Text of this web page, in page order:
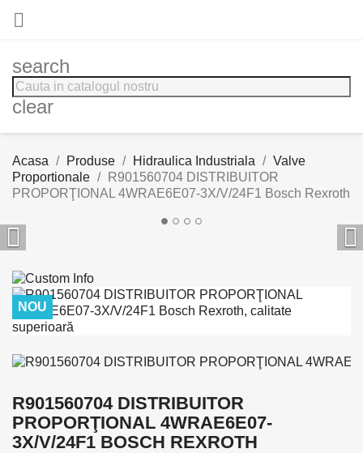

search
clear
Acasa Produse Hidraulica Industriala
Valve
Proportionale
R901560704 DISTRIBUITOR
PROPORŢIONAL 4WRAE6E07-3X/V/24F1 Bosch Rexroth
 
NOU
R901560704 DISTRIBUITOR
PROPORŢIONAL 4WRAE6E07-
3X/V/24F1 BOSCH REXROTH